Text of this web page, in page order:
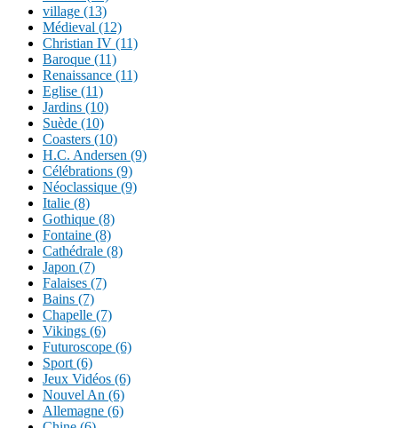
village (13)
Médieval (12)
Christian IV (11)
Baroque (11)
Renaissance (11)
Eglise (11)
Jardins (10)
Suède (10)
Coasters (10)
H.C. Andersen (9)
Célébrations (9)
Néoclassique (9)
Italie (8)
Gothique (8)
Fontaine (8)
Cathédrale (8)
Japon (7)
Falaises (7)
Bains (7)
Chapelle (7)
Vikings (6)
Futuroscope (6)
Sport (6)
Jeux Vidéos (6)
Nouvel An (6)
Allemagne (6)